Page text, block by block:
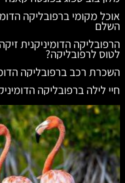
אוכל מקומי ברפובליקה
השלם
הרפובליקה הדומיניקנית
לטוס לרפובליקה?
השכרת רכב ברפובליקה
חיי לילה ברפובליקה